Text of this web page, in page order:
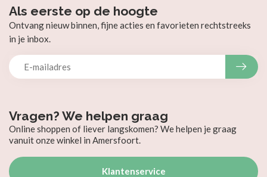
Vragen? We helpen graag
Online shoppen of liever langskomen? We helpen je graag
vanuit onze winkel in Amersfoort.
Klantenservice
Als eerste op de hoogte
Ontvang nieuw binnen, fijne acties en favorieten rechtstreeks
in je inbox.